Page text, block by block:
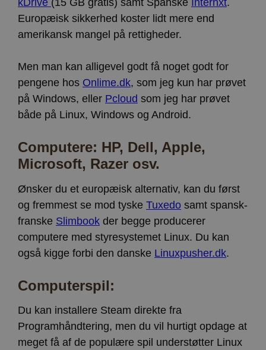
kDrive (15 GB gratis) samt Spanske Internxt.
Europæisk sikkerhed koster lidt mere end
amerikansk mangel på rettigheder.
Men man kan alligevel godt få noget godt for
pengene hos Onlime.dk, som jeg kun har prøvet
på Windows, eller Pcloud som jeg har prøvet
både på Linux, Windows og Android.
Computere: HP, Dell, Apple,
Microsoft, Razer osv.
Ønsker du et europæisk alternativ, kan du først
og fremmest se mod tyske Tuxedo samt spansk-
franske Slimbook der begge producerer
computere med styresystemet Linux. Du kan
også kigge forbi den danske Linuxpusher.dk.
Computerspil:
Du kan installere Steam direkte fra
Programhåndtering, men du vil hurtigt opdage at
meget få af de populære spil understøtter Linux
apbct_session_id
Sessionslagring
ct_pointer_data
Lokal lagring
ct_ps_timestamp
Lokal lagring
ct_mouse_moved
Lokal lagring